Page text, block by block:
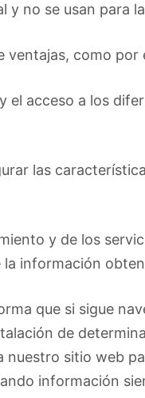
y no se usan para
ventajas, como por
el acceso a los
las
y de los
información
que si sigue
de
nuestro sitio web
información